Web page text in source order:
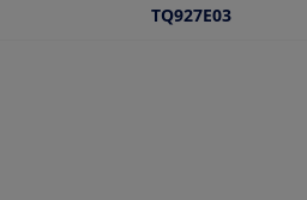
TQ927E03